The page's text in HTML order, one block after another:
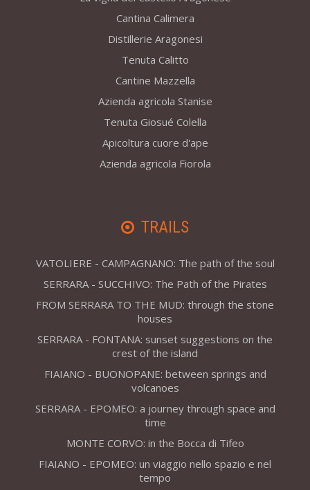
Cantina Calimera
Distillerie Aragonesi
Tenuta Calitto
Cantine Mazzella
Azienda agricola Stanise
Tenuta Giosué Colella
Apicoltura cuore d'ape
Azienda agricola Fiorola
TRAILS
VATOLIERE - CAMPAGNANO: The path of the soul
SERRARA - SUCCHIVO: The Path of the Pirates
FROM SERRARA TO THE MUD: through the stone
houses
SERRARA - FONTANA: sunset suggestions on the
crest of the island
FIAIANO - BUONOPANE: between springs and
volcanoes
SERRARA - EPOMEO: a journey through space and
time
MONTE CORVO: in the Bocca di Tifeo
FIAIANO - EPOMEO: un viaggio nello spazio e nel
tempo